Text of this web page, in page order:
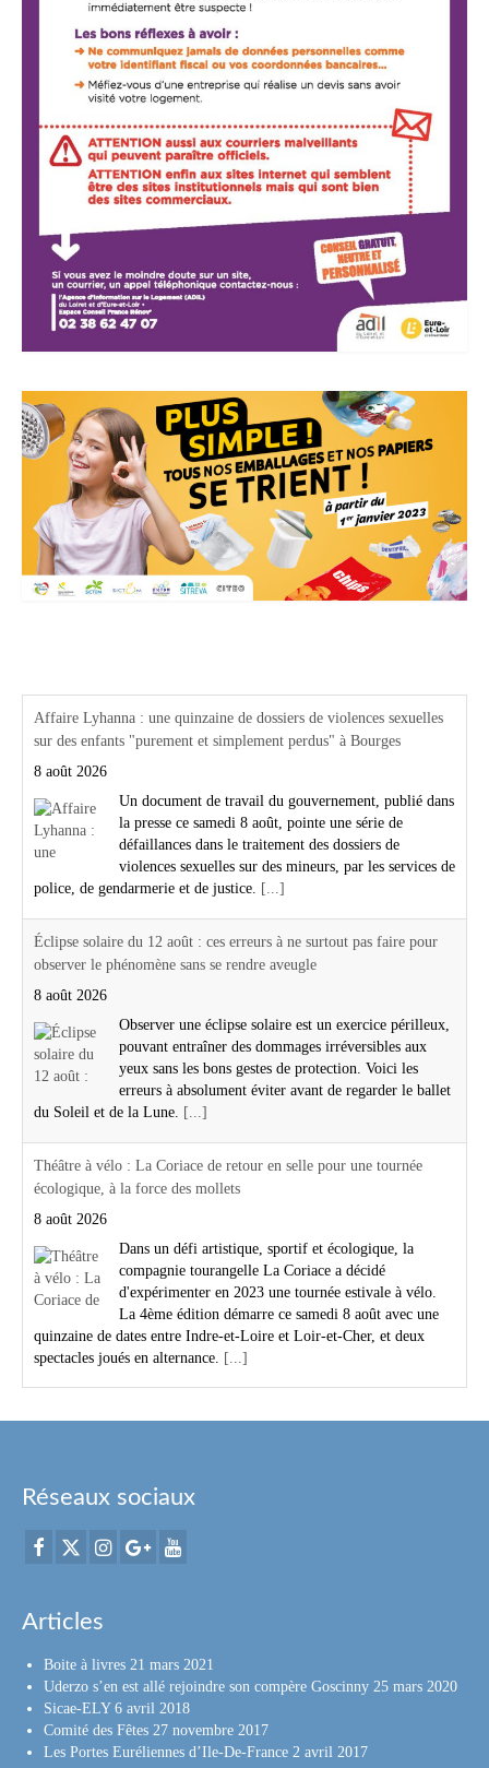
Affaire Lyhanna : une quinzaine de dossiers de violences sexuelles
sur des enfants "purement et simplement perdus" à Bourges
8 août 2026
Un document de travail du gouvernement, publié dans
la presse ce samedi 8 août, pointe une série de
défaillances dans le traitement des dossiers de
violences sexuelles sur des mineurs, par les services de
police, de gendarmerie et de justice. [...]
Éclipse solaire du 12 août : ces erreurs à ne surtout pas faire pour
observer le phénomène sans se rendre aveugle
8 août 2026
Observer une éclipse solaire est un exercice périlleux,
pouvant entraîner des dommages irréversibles aux
yeux sans les bons gestes de protection. Voici les
erreurs à absolument éviter avant de regarder le ballet
du Soleil et de la Lune. [...]
Théâtre à vélo : La Coriace de retour en selle pour une tournée
écologique, à la force des mollets
8 août 2026
Dans un défi artistique, sportif et écologique, la
compagnie tourangelle La Coriace a décidé
d'expérimenter en 2023 une tournée estivale à vélo.
La 4ème édition démarre ce samedi 8 août avec une
quinzaine de dates entre Indre-et-Loire et Loir-et-Cher, et deux
spectacles joués en alternance. [...]
Réseaux sociaux
Articles
Boite à livres 21 mars 2021
Uderzo s’en est allé rejoindre son compère Goscinny 25 mars 2020
Sicae-ELY 6 avril 2018
Comité des Fêtes 27 novembre 2017
Les Portes Euréliennes d’Ile-De-France 2 avril 2017